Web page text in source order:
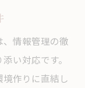
リットとは
れる理由
の魅力に迫
情報管理の徹
い対応です。
作りに直結し